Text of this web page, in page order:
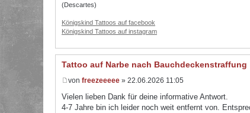
(Descartes)
Königskind Tattoos auf facebook
Königskind Tattoos auf instagram
Tattoo auf Narbe nach Bauchdeckenstraffung
von freezeeeee » 22.06.2026 11:05
Vielen lieben Dank für deine informative Antwort.
4-7 Jahre bin ich leider noch weit entfernt von.